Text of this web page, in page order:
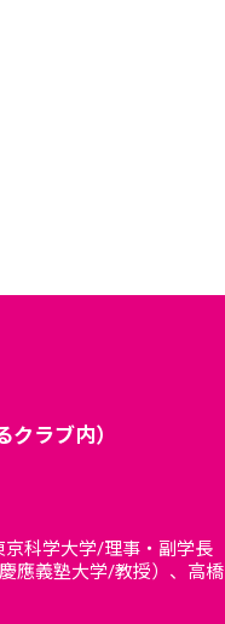
ラブ内）
科学大学/理事・副学長
應義塾大学/教授）、高橋